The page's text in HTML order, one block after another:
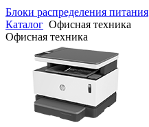
Блоки распределения питания
Каталог Офисная техника
Офисная техника